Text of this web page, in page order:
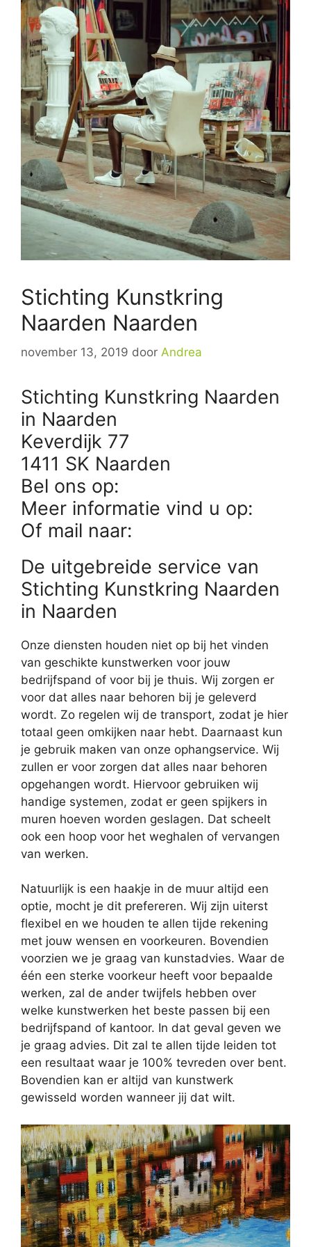
Stichting Kunstkring
Naarden Naarden
november 13, 2019 door Andrea
Stichting Kunstkring Naarden
in Naarden
Keverdijk 77
1411 SK Naarden
Bel ons op:
Meer informatie vind u op:
Of mail naar:
De uitgebreide service van
Stichting Kunstkring Naarden
in Naarden
Onze diensten houden niet op bij het vinden
van geschikte kunstwerken voor jouw
bedrijfspand of voor bij je thuis. Wij zorgen er
voor dat alles naar behoren bij je geleverd
wordt. Zo regelen wij de transport, zodat je hier
totaal geen omkijken naar hebt. Daarnaast kun
je gebruik maken van onze ophangservice. Wij
zullen er voor zorgen dat alles naar behoren
opgehangen wordt. Hiervoor gebruiken wij
handige systemen, zodat er geen spijkers in
muren hoeven worden geslagen. Dat scheelt
ook een hoop voor het weghalen of vervangen
van werken.
Natuurlijk is een haakje in de muur altijd een
optie, mocht je dit prefereren. Wij zijn uiterst
flexibel en we houden te allen tijde rekening
met jouw wensen en voorkeuren. Bovendien
voorzien we je graag van kunstadvies. Waar de
één een sterke voorkeur heeft voor bepaalde
werken, zal de ander twijfels hebben over
welke kunstwerken het beste passen bij een
bedrijfspand of kantoor. In dat geval geven we
je graag advies. Dit zal te allen tijde leiden tot
een resultaat waar je 100% tevreden over bent.
Bovendien kan er altijd van kunstwerk
gewisseld worden wanneer jij dat wilt.